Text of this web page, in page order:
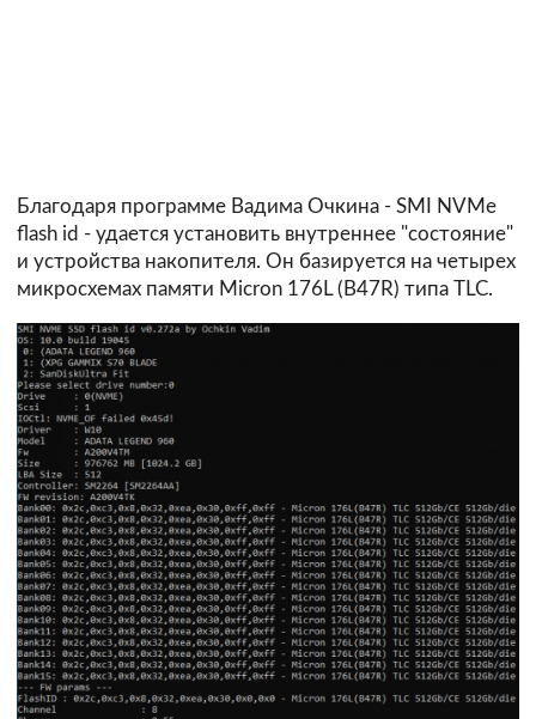
Благодаря программе Вадима Очкина - SMI NVMe
flash id - удается установить внутреннее "состояние"
и устройства накопителя. Он базируется на четырех
микросхемах памяти Micron 176L (B47R) типа TLC.